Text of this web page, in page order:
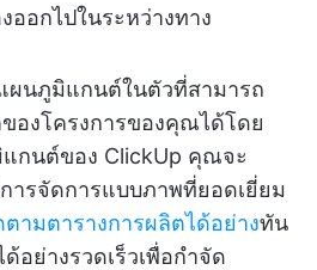
ออกไปในระหว่างทาง
ผนภูมิแกนต์ในตัวที่สามารถ
องโครงการของคุณได้โดย
กนต์ของ ClickUp คุณจะ
ารจัดการแบบภาพที่ยอดเยี่ยม
ามตารางการผลิตได้อย่างทัน
อย่างรวดเร็วเพื่อกำจัด